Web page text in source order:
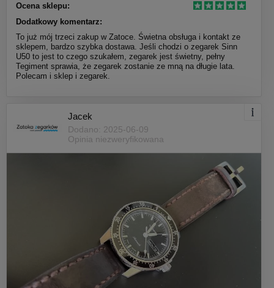
Ocena sklepu:
Dodatkowy komentarz:
To już mój trzeci zakup w Zatoce. Świetna obsługa i kontakt ze
sklepem, bardzo szybka dostawa. Jeśli chodzi o zegarek Sinn
U50 to jest to czego szukałem, zegarek jest świetny, pełny
Tegiment sprawia, że zegarek zostanie ze mną na długie lata.
Polecam i sklep i zegarek.
Jacek
Dodano: 2025-06-09
Opinia niezweryfikowana